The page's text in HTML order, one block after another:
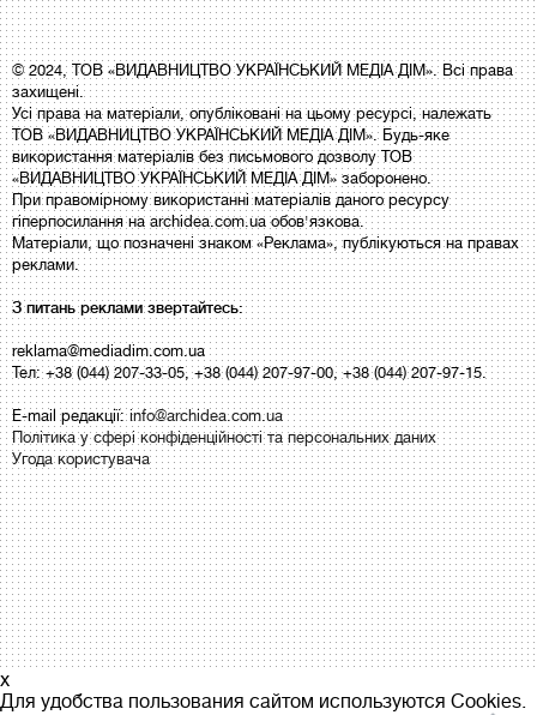
© 2024, ТОВ «ВИДАВНИЦТВО УКРАЇНСЬКИЙ МЕДІА ДІМ». Всі права
захищені.
Усі права на матеріали, опубліковані на цьому ресурсі, належать
ТОВ «ВИДАВНИЦТВО УКРАЇНСЬКИЙ МЕДІА ДІМ». Будь-яке
використання матеріалів без письмового дозволу ТОВ
«ВИДАВНИЦТВО УКРАЇНСЬКИЙ МЕДІА ДІМ» заборонено.
При правомірному використанні матеріалів даного ресурсу
гіперпосилання на archidea.com.ua обов'язкова.
Матеріали, що позначені знаком «Реклама», публікуються на правах
реклами.
З питань реклами звертайтесь:
reklama@mediadim.com.ua
Тел: +38 (044) 207-33-05, +38 (044) 207-97-00, +38 (044) 207-97-15.
E-mail редакції:info@archidea.com.ua
Політика у сфері конфіденційності та персональних даних
Угода користувача
x
Для удобства пользования сайтом используются Cookies.